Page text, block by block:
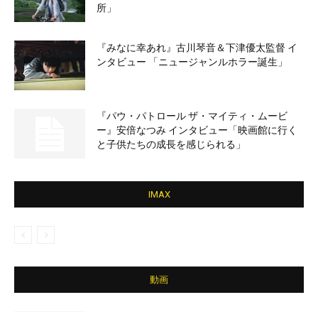
所」
『みなに幸あれ』古川琴音＆下津優太監督 イ
ンタビュー 「ニュージャンルホラー誕生」
『パウ・パトロール ザ・マイティ・ムービ
ー』安倍なつみ インタビュー「映画館に行く
と子供たちの成長を感じられる」
IMAX
動画